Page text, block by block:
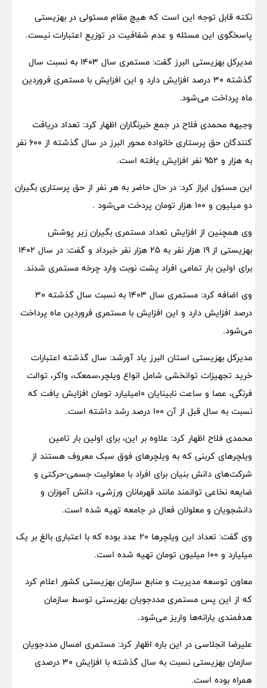
نکته قابل توجه این است که هیچ مقام مسئولی در بهزیستی
پاسخگوی این مسئله و عدم شفافیت در توزیع اعتبارات نیست.
مدیرکل بهزیستی البرز گفت: مستمری سال ۱۴۰۳ به نسبت سال
گذشته ۳۰ درصد افزایش دارد و این افزایش با مستمری فروردین
ماه پرداخت می‌شود.
وجیهه محمدی فلاح در جمع خبرنگاران اظهار کرد: تعداد دریافت
کنندگان حق پرستاری خانواده محور البرز در سال گذشته از ۶۰۰ نفر
به هزار و ۹۵۲ نفر افزایش یافته است.
این مسئول ابراز کرد: در حال حاضر به هر نفر از حق پرستاری بگیران
دو میلیون و ۱۰۰ هزار تومان پردخت می‌شود .
وی همچنین از افزایش تعداد مستمری بگیران زیر پوشش
بهزیستی از ۱۹ هزار نفر به ۲۵ هزار نفر خبرداد و گفت: در سال ۱۴۰۲
برای اولین بار تمامی افراد پشت نوبت وارد چرخه مستمری شدند.
وی اضافه کرد: مستمری سال ۱۴۰۳ به نسبت سال گذشته ۳۰
درصد افزایش دارد و این افزایش با مستمری فروردین ماه پرداخت
می‌شود.
مدیرکل بهزیستی استان البرز یاد آورشد: سال گذشته اعتبارات
خرید تجهیزات توانخشی شامل انواع ویلچر،سمعک، واکر، توالت
فرنگی، عصا و ساعت نابینایان ۱۰میلیارد تومان افزایش یافت که
نسبت به سال قبل از آن ۱۰۰ درصد رشد داشته است.
محمدی فلاح اظهار کرد: علاوه بر این، برای اولین بار تامین
ویلچرهای کربنی که به ویلچرهای فوق سبک معروف هستند از
شرکت‌های دانش بنیان برای افراد با معلولیت جسمی-حرکتی و
ضایعه نخاعی توانمند مانند قهرمانان ورزشی، دانش آموزان و
دانشجویان و معلولان فعال در جامعه تهیه شده است.
وی گفت: تعداد این ویلچرها ۲۰ عدد بوده که با اعتباری بالغ بر یک
میلیارد و ۱۰۰ میلیون تومان تهیه شده است.
معاون توسعه مدیریت و منابع سازمان بهزیستی کشور اعلام کرد
که از این پس مستمری مددجویان بهزیستی توسط سازمان
هدفمندی یارانه‌ها واریز می‌شود.
علیرضا انجلاسی در این باره اظهار کرد: مستمری امسال مددجویان
سازمان بهزیستی نسبت به سال گذشته با افزایش ۳۰ درصدی
همراه بوده است.